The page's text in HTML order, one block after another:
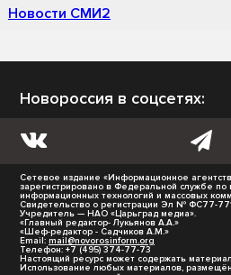
Новости СМИ2
Новороссия в соцсетях:
Сетевое издание «Информационное
зарегистрировано в Федеральной службе по
информационных технологий и массовых
Свидетельство о регистрации Эл № ФС77-
Учредитель — НАО «Царьград медиа».
«Главный редактор- Лукьянов А.А.»
«Шеф-редактор - Садчиков А.М.»
Email: mail@novorosinform.org
Телефон: +7 (495) 374-77-73
Настоящий ресурс может содержать
Использование любых материалов,